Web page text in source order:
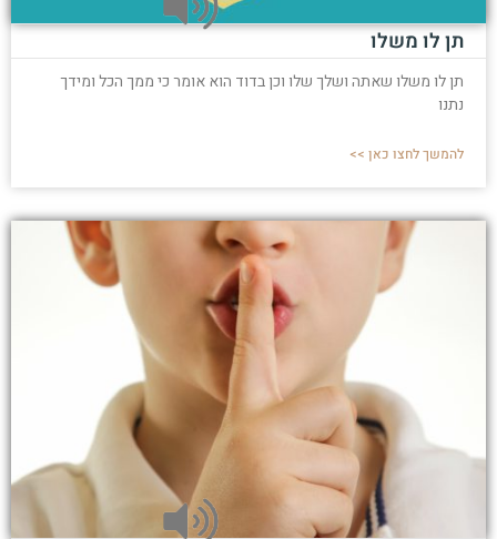
תן לו משלו
תן לו משלו שאתה ושלך שלו וכן בדוד הוא אומר כי ממך הכל ומידך
נתנו
להמשך לחצו כאן >>